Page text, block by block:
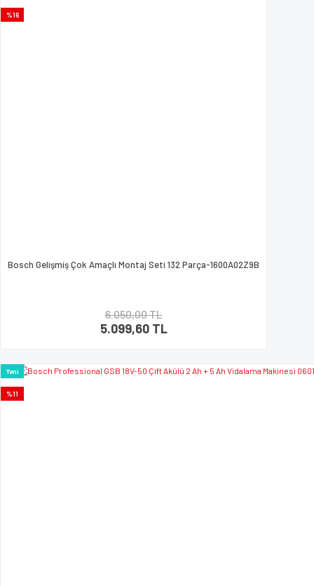
%16
Bosch Gelişmiş Çok Amaçlı Montaj Seti 132 Parça-1600A02Z9B
6.050,00 TL
5.099,60 TL
%11
Yeni